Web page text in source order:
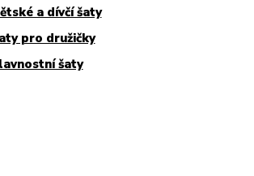
a dívčí šaty
pro družičky
šaty